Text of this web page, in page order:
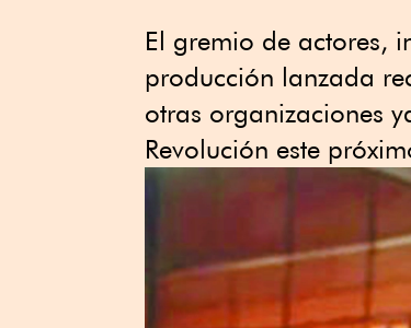
El gremio de actores,
producción lanzada
otras organizaciones
Revolución este